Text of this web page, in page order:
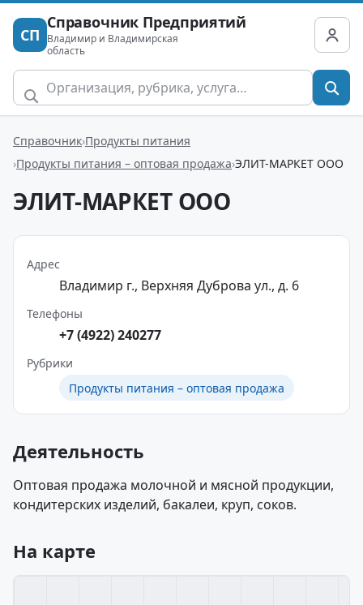
СП
Справочник Предприятий
Владимир и Владимирская
область
Справочник Продукты питания
Продукты питания – оптовая продажа ЭЛИТ-МАРКЕТ ООО
ЭЛИТ-МАРКЕТ ООО
Адрес
Владимир г., Верхняя Дуброва ул., д. 6
Телефоны
+7 (4922) 240277
Рубрики
Продукты питания – оптовая продажа
Деятельность
Оптовая продажа молочной и мясной продукции,
кондитерских изделий, бакалеи, круп, соков.
На карте